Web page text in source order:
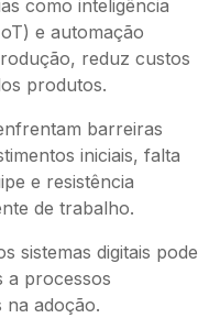
como inteligência
e automação
reduz custos
produtos.
barreiras
iniciais, falta
e resistência
de trabalho.
sistemas digitais pode
a processos
na adoção.